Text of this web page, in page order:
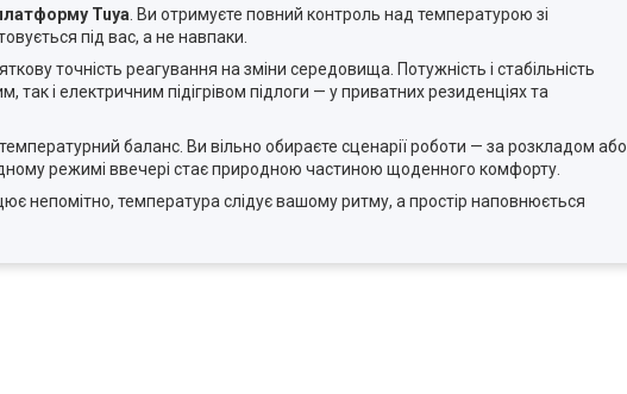
Tuya . Ви отримуєте повний контроль над температурою зі
під вас, а не навпаки.
точність реагування на зміни середовища. Потужність і стабільність
і електричним підігрівом підлоги — у приватних резиденціях та
баланс. Ви вільно обираєте сценарії роботи — за розкладом або
режимі ввечері стає природною частиною щоденного комфорту.
непомітно, температура слідує вашому ритму, а простір наповнюється